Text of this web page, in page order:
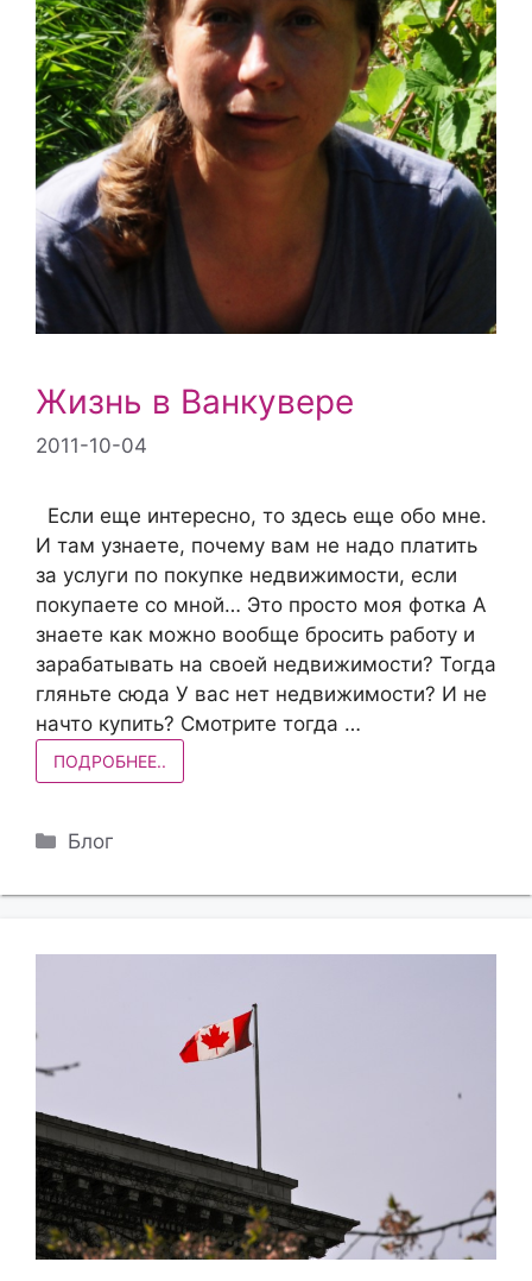
Жизнь в Ванкувере
2011-10-04
Если еще интересно, то здесь еще обо мне.
И там узнаете, почему вам не надо платить
за услуги по покупке недвижимости, если
покупаете со мной… Это просто моя фотка А
знаете как можно вообще бросить работу и
зарабатывать на своей недвижимости? Тогда
гляньте сюда У вас нет недвижимости? И не
начто купить? Смотрите тогда …
ПОДРОБНЕЕ..
Рубрики
Блог